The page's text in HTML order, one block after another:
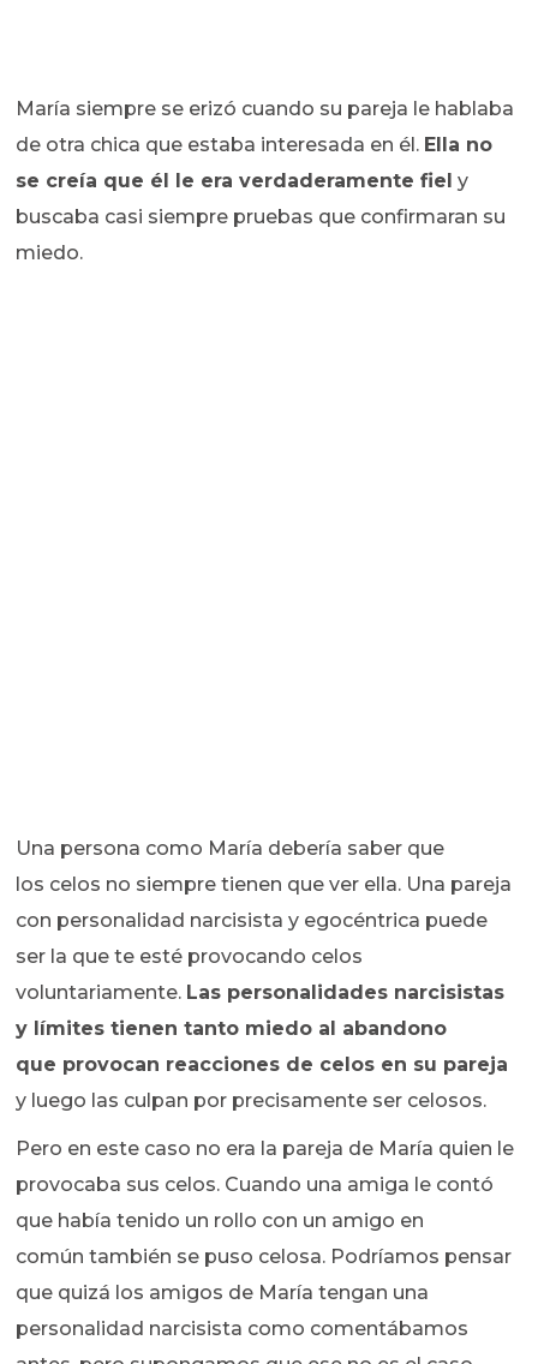
María siempre se erizó cuando su pareja le hablaba
de otra chica que estaba interesada en él. Ella no
se creía que él le era verdaderamente fiel y
buscaba casi siempre pruebas que confirmaran su
miedo.
Una persona como María debería saber que
los celos no siempre tienen que ver ella. Una pareja
con personalidad narcisista y egocéntrica puede
ser la que te esté provocando celos
voluntariamente. Las personalidades narcisistas
y límites tienen tanto miedo al abandono
que provocan reacciones de celos en su pareja
y luego las culpan por precisamente ser celosos.
Pero en este caso no era la pareja de María quien le
provocaba sus celos. Cuando una amiga le contó
que había tenido un rollo con un amigo en
común también se puso celosa. Podríamos pensar
que quizá los amigos de María tengan una
personalidad narcisista como comentábamos